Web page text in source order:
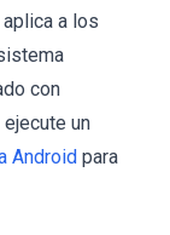
a los
con
un
Android para